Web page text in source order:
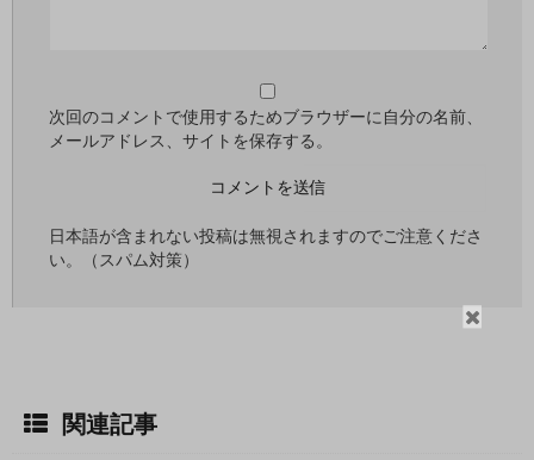
閉
次回のコメントで使用するためブラウザーに自分の名前、
メールアドレス、サイトを保存する。
日本語が含まれない投稿は無視されますのでご注意くださ
い。（スパム対策）
関連記事